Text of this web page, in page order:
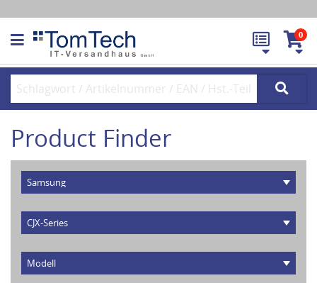
0
Product Finder